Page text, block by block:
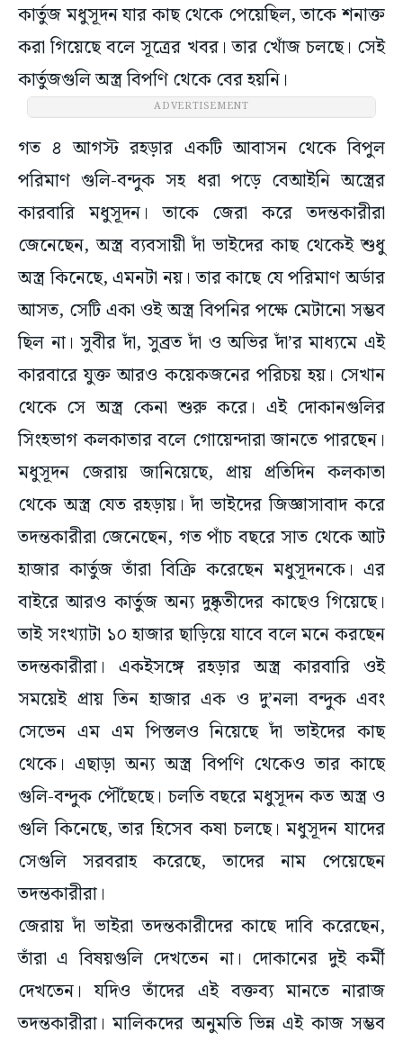
কার্তুজ মধুসূদন যার কাছ থেকে পেয়েছিল, তাকে শনাক্ত
করা গিয়েছে বলে সূত্রের খবর। তার খোঁজ চলছে। সেই
কার্তুজগুলি অস্ত্র বিপণি থেকে বের হয়নি।
ADVERTISEMENT
গত ৪ আগস্ট রহড়ার একটি আবাসন থেকে বিপুল
পরিমাণ গুলি-বন্দুক সহ ধরা পড়ে বেআইনি অস্ত্রের
কারবারি মধুসূদন। তাকে জেরা করে তদন্তকারীরা
জেনেছেন, অস্ত্র ব্যবসায়ী দাঁ ভাইদের কাছ থেকেই শুধু
অস্ত্র কিনেছে, এমনটা নয়। তার কাছে যে পরিমাণ অর্ডার
আসত, সেটি একা ওই অস্ত্র বিপনির পক্ষে মেটানো সম্ভব
ছিল না। সুবীর দাঁ, সুব্রত দাঁ ও অভির দাঁ’র মাধ্যমে এই
কারবারে যুক্ত আরও কয়েকজনের পরিচয় হয়। সেখান
থেকে সে অস্ত্র কেনা শুরু করে। এই দোকানগুলির
সিংহভাগ কলকাতার বলে গোয়েন্দারা জানতে পারছেন।
মধুসূদন জেরায় জানিয়েছে, প্রায় প্রতিদিন কলকাতা
থেকে অস্ত্র যেত রহড়ায়। দাঁ ভাইদের জিজ্ঞাসাবাদ করে
তদন্তকারীরা জেনেছেন, গত পাঁচ বছরে সাত থেকে আট
হাজার কার্তুজ তাঁরা বিক্রি করেছেন মধুসূদনকে। এর
বাইরে আরও কার্তুজ অন্য দুষ্কৃতীদের কাছেও গিয়েছে।
তাই সংখ্যাটা ১০ হাজার ছাড়িয়ে যাবে বলে মনে করছেন
তদন্তকারীরা। একইসঙ্গে রহড়ার অস্ত্র কারবারি ওই
সময়েই প্রায় তিন হাজার এক ও দু’নলা বন্দুক এবং
সেভেন এম এম পিস্তলও নিয়েছে দাঁ ভাইদের কাছ
থেকে। এছাড়া অন্য অস্ত্র বিপণি থেকেও তার কাছে
গুলি-বন্দুক পৌঁছেছে। চলতি বছরে মধুসূদন কত অস্ত্র ও
গুলি কিনেছে, তার হিসেব কষা চলছে। মধুসূদন যাদের
সেগুলি সরবরাহ করেছে, তাদের নাম পেয়েছেন
তদন্তকারীরা।
জেরায় দাঁ ভাইরা তদন্তকারীদের কাছে দাবি করেছেন,
তাঁরা এ বিষয়গুলি দেখতেন না। দোকানের দুই কর্মী
দেখতেন। যদিও তাঁদের এই বক্তব্য মানতে নারাজ
তদন্তকারীরা। মালিকদের অনুমতি ভিন্ন এই কাজ সম্ভব